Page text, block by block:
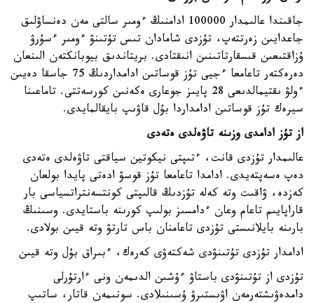
جاقىندا عالىمدار 100000 ادامنىڭ ءومىر سالتى مەن دەنساۋلىق
جاعدايىن زەرتتەپ، تۇزدى شامادان تىس تۇتىنۋ ءومىر ءسۇرۋ
ۇزاقتىعىن قىسقارتاتىنىن انىقتادى. بريتاندىق بيوبانكتەن الىنعان
دەرەكتەر تاعامعا ءجيى تۇز قوساتىن ادامداردىڭ 75 جاسقا دەيىن
ءولۋ ىقتيمالدىعى 28 پايىز جوعارى ەكەنىن كورسەتتى. تاماعىنا
سيرەك تۇز قوساتىن ادامداردا بۇل قاۋىپ بايقالمايدى.
از تۇز ادامدى وزىنە تاۋەلدى ەتەدى
عالىمدار تۇزدى قانت، ءتىپتى نيكوتين سياقتى تاۋەلدى ەتەدى
دەپ ەسەپتەيدى. ادامدا تاعامعا تۇز قوسۋ ادەتى پايدا بولعان
كەزدە، ۋاقىت وتە كەلە تۇزدىڭ قالىپتى كونتسەنتراتسياسى بار
قاراپايىم تاعام وعان ءدامسىز بولىپ كورىنە باستايدى. وسىنىڭ
بارىنە بايلانىستى تۇزدى تاعامنان باس تارتۋ وتە قيىن بولادى.
ادامدار تۇزدى تۇتىنۋدى شەكتەۋى كەرەك، ءبىراق بۇل وتە قيىن
تۇزدى از تۇتىنۋدى باستاۋ ءۇشىن الدىمەن ونى ءارتۇرلى
دامدەۋىشتەرمەن اۋىستىرۋ ۇسىنىلادى. سونىمەن قاتار، ساتىپ